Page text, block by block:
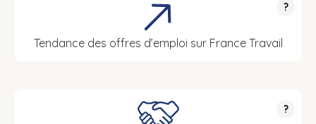
?
Tendance des offres d’emploi sur France Travail
?